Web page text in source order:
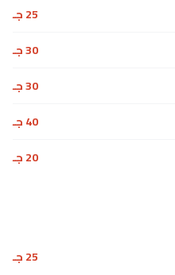
25 جـ
30 جـ
30 جـ
40 جـ
20 جـ
25 جـ